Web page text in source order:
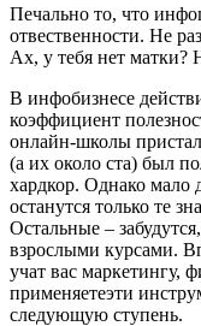
Печально то, что
отвественности. Не
Ах, у тебя нет матки?
В инфобизнесе
коэффициент
онлайн-школы
(а их около ста) был
хардкор. Однако мало
останутся только те
Остальные –
взрослыми курсами.
учат вас маркетингу,
применяетеэти
следующую ступень.